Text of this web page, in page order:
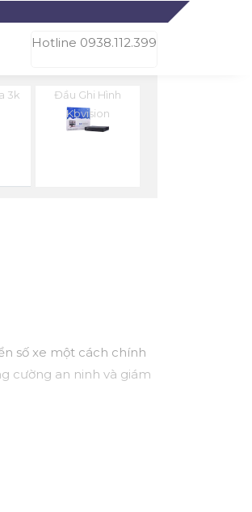
Hotline 0938.112.399
3k
Đầu Ghi Hình
Kbvision
số xe một cách chính
cường an ninh và giám